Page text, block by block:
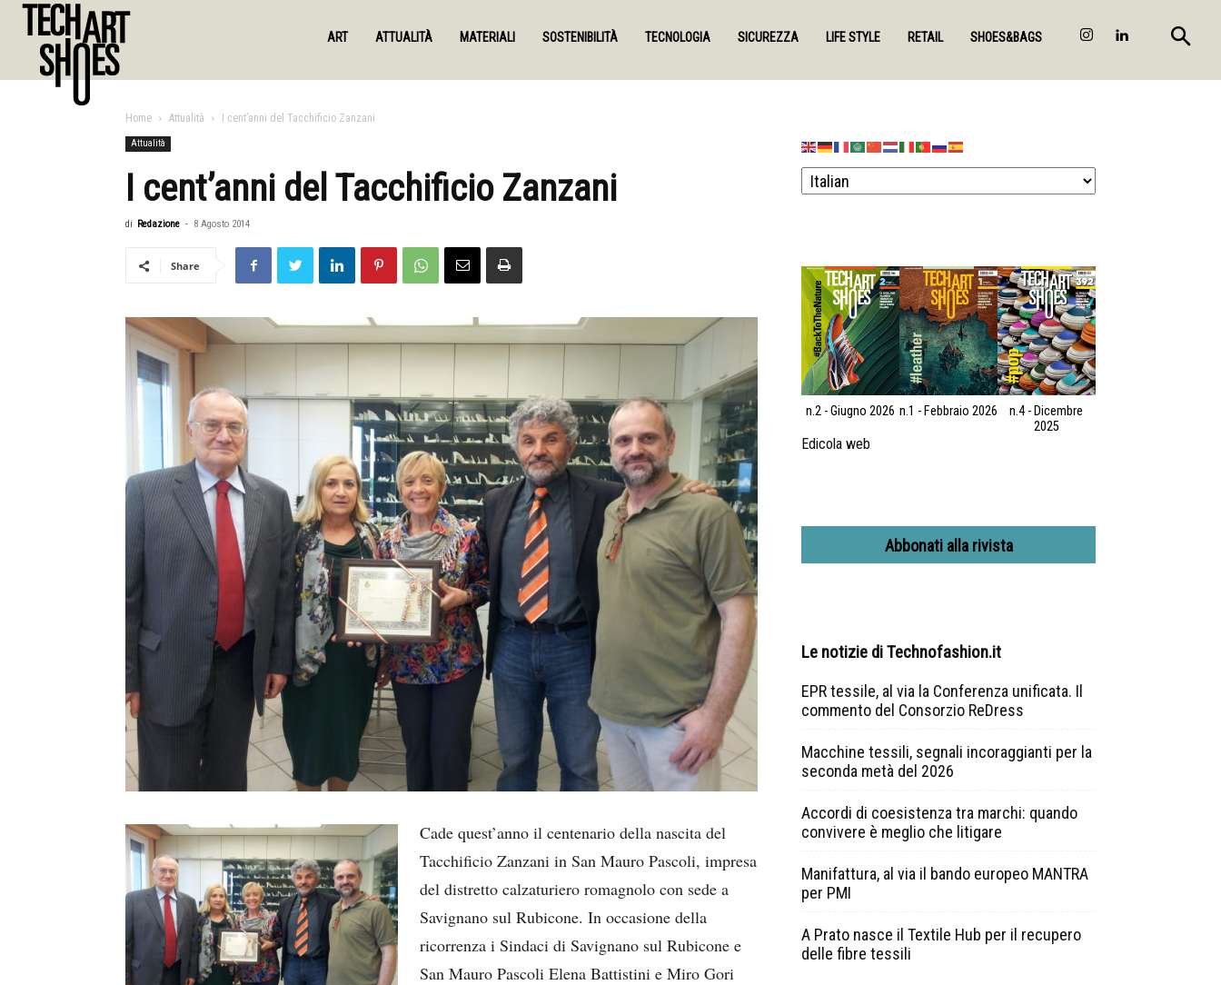
ART ATTUALITÀ MATERIALI SOSTENIBILITÀ TECNOLOGIA SICUREZZA LIFE STYLE RETAIL SHOES&BAGS
Home Attualità I cent’anni del Tacchificio Zanzani
Attualità
I cent’anni del Tacchificio Zanzani
di Redazione - 8 Agosto 2014
Share
Cade quest’anno il centenario della nascita del
Tacchificio Zanzani in San Mauro Pascoli, impresa
del distretto calzaturiero romagnolo con sede a
Savignano sul Rubicone. In occasione della
ricorrenza i Sindaci di Savignano sul Rubicone e
San Mauro Pascoli Elena Battistini e Miro Gori
n.2 - Giugno 2026 n.1 - Febbraio 2026
n.4 - Dicembre
2025
Edicola web
Abbonati alla rivista
Le notizie di Technofashion.it
EPR tessile, al via la Conferenza unificata. Il
commento del Consorzio ReDress
Macchine tessili, segnali incoraggianti per la
seconda metà del 2026
Accordi di coesistenza tra marchi: quando
convivere è meglio che litigare
Manifattura, al via il bando europeo MANTRA
per PMI
A Prato nasce il Textile Hub per il recupero
delle fibre tessili